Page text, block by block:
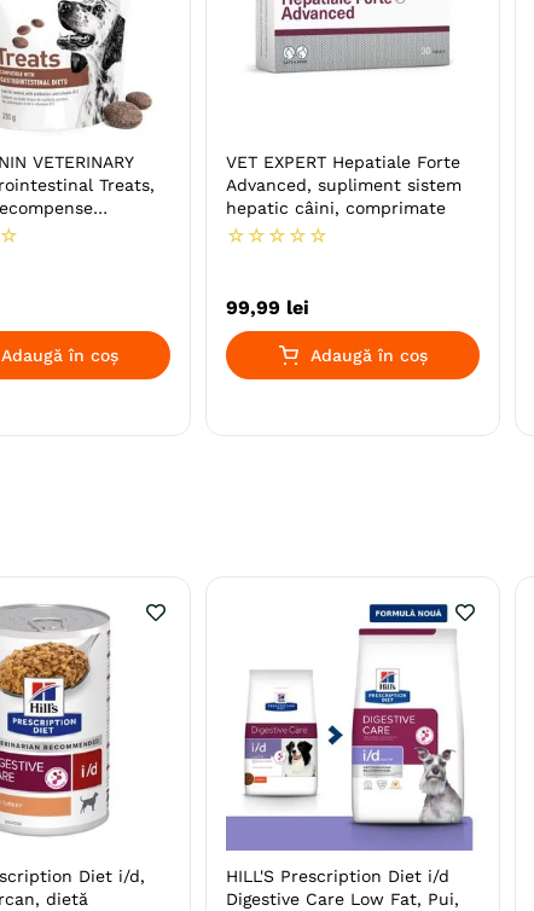
VETERINARY
Treats,
câini, sistem
☆
Adaugă în coș
VET EXPERT Hepatiale Forte
Advanced, supliment sistem
hepatic câini, comprimate
☆ ☆ ☆ ☆ ☆
99,99 lei
Adaugă în coș
Diet i/d,
dietă
HILL'S Prescription Diet i/d
Digestive Care Low Fat, Pui,